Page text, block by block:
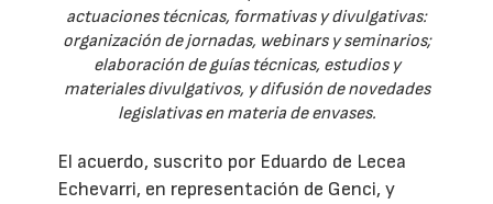
actuaciones técnicas, formativas y divulgativas:
organización de jornadas, webinars y seminarios;
elaboración de guías técnicas, estudios y
materiales divulgativos, y difusión de novedades
legislativas en materia de envases.
El acuerdo, suscrito por Eduardo de Lecea
Echevarri, en representación de Genci, y